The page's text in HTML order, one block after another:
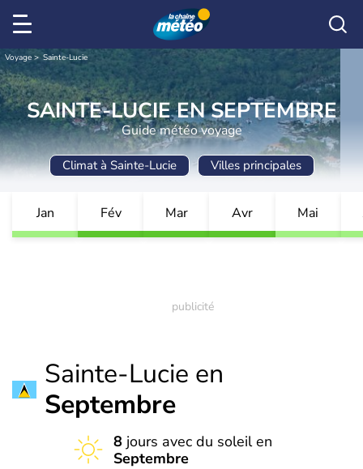
Voyage Sainte-Lucie
SAINTE-LUCIE EN SEPTEMBRE
Guide météo voyage
Climat à Sainte-Lucie Villes principales
Jan Fév Mar Avr Mai
Sainte-Lucie en
Septembre
8 jours avec du soleil en
Septembre